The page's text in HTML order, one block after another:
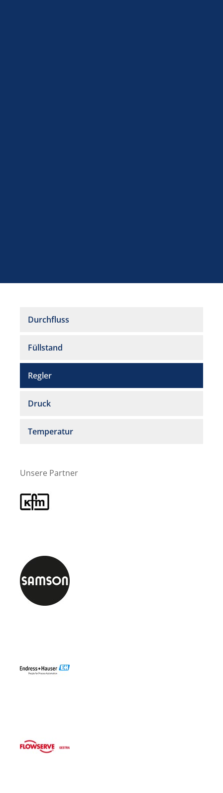
Durchfluss
Füllstand
Regler
Druck
Temperatur
Unsere Partner